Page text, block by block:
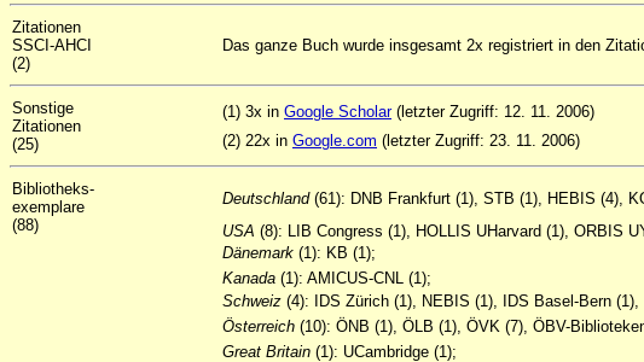
Zitationen
SSCI-AHCI
(2)
Das ganze Buch wurde insgesamt 2x registriert in den
Sonstige
Zitationen
(25)
(1) 3x in Google Scholar(letzter Zugriff: 12. 11. 2006)
(2) 22x in Google.com (letzter Zugriff: 23. 11. 2006)
Bibliotheks-
exemplare
(88)
Deutschland (61): DNB Frankfurt (1), STB (1), HEBIS (4),
USA (8): LIB Congress (1), HOLLIS UHarvard (1), ORBIS
Dänemark (1): KB (1);
Kanada (1): AMICUS-CNL (1);
Schweiz (4): IDS Zürich (1), NEBIS (1), IDS Basel-Bern (1),
Österreich (10): ÖNB (1), ÖLB (1), ÖVK (7), ÖBV-
Great Britain (1): UCambridge (1);